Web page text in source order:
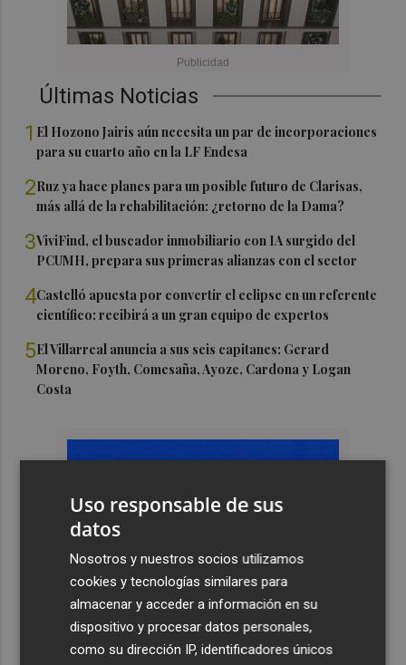
Últimas Noticias
1 El Hozono Jairis aún necesita un par de incorporaciones
para su cuarto año en la LF Endesa
2Ruz ya hace planes para un posible futuro de Clarisas,
más allá de la rehabilitación: ¿retorno de la Dama?
3ViviFind, el buscador inmobiliario con IA surgido del
PCUMH, prepara sus primeras alianzas con el sector
4Castelló apuesta por convertir el eclipse en un referente
científico: recibirá a un gran equipo de expertos
5El Villarreal anuncia a sus seis capitanes: Gerard
Moreno, Foyth, Comesaña, Ayoze, Cardona y Logan
Costa
Uso responsable de sus
datos
Nosotros y nuestros socios utilizamos
cookies y tecnologías similares para
almacenar y acceder a información en su
dispositivo y procesar datos personales,
como su dirección IP, identificadores únicos